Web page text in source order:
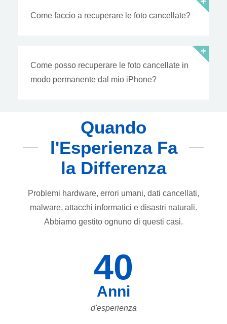
Come faccio a recuperare le foto cancellate?
Come posso recuperare le foto cancellate in
modo permanente dal mio iPhone?
Quando
l'Esperienza Fa
la Differenza
Problemi hardware, errori umani, dati cancellati,
malware, attacchi informatici e disastri naturali.
Abbiamo gestito ognuno di questi casi.
40
Anni
d'esperienza